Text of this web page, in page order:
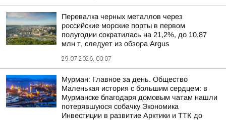
Перевалка черных металлов через
российские морские порты в первом
полугодии сократилась на 21,2%, до 10,87
млн т, следует из обзора Argus
29.07.2026, 00:07
Мурман: Главное за день. Общество
Маленькая история с большим сердцем: в
Мурманске благодаря домовым чатам нашли
потерявшуюся собачку Экономика
Инвестиции в развитие Арктики и ТТК до